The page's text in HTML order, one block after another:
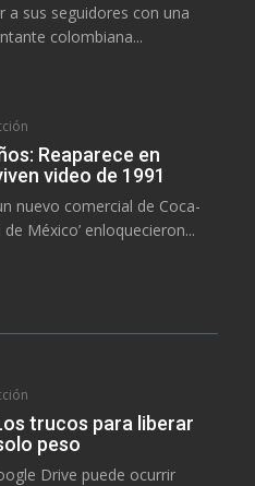
a sus seguidores con una
colombiana...
Reaparece en
video de 1991
nuevo comercial de Coca-
México’ enloquecieron...
trucos para liberar
peso
Drive puede ocurrir